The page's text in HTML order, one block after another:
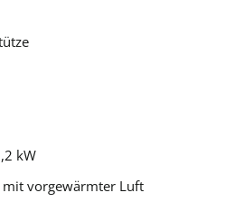
kW
mit vorgewärmter Luft